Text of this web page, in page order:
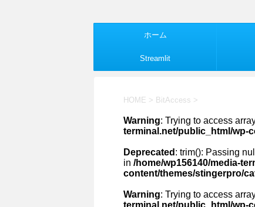
ホーム
Streamlit
HOME > BitAccess >
Warning: Trying to access
terminal.net/public_html/wp-
Deprecated : trim(): Passing
in /home/wp156140/media-
content/themes/stingerpro/
Warning: Trying to access